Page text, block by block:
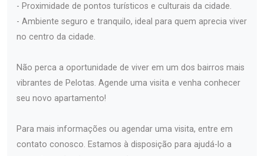
- Proximidade de pontos turísticos e culturais da cidade.
- Ambiente seguro e tranquilo, ideal para quem aprecia viver
no centro da cidade.
Não perca a oportunidade de viver em um dos bairros mais
vibrantes de Pelotas. Agende uma visita e venha conhecer
seu novo apartamento!
Para mais informações ou agendar uma visita, entre em
contato conosco. Estamos à disposição para ajudá-lo a